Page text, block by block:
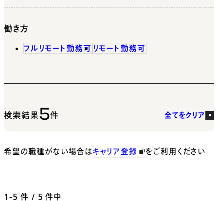
働き方
フルリモート勤務可 リモート勤務可
検索結果5件 全てをクリア
希望の職種がない場合はキャリア登録 をご利用ください
1-5 件 / 5 件中